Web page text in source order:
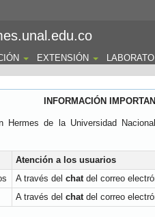
EXTENSIÓN
INFORMACIÓN
Hermes de la Universidad
Atención a los usuarios
A través del chatdel correo
A través del chatdel correo